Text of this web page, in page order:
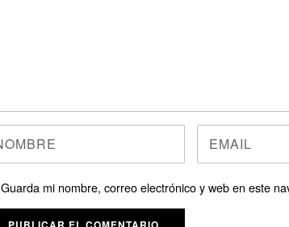
Guarda mi nombre, correo electrónico y web en este